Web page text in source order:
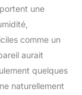
une
comme un
aurait
quelques
naturellement